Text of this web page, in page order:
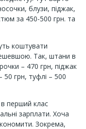
блузи, піджак,
за 450-500 грн. та
коштувати
Так, штани в
– 470 грн, піджак
50 грн, туфлі – 500
перший клас
зарплати. Хоча
Зокрема,